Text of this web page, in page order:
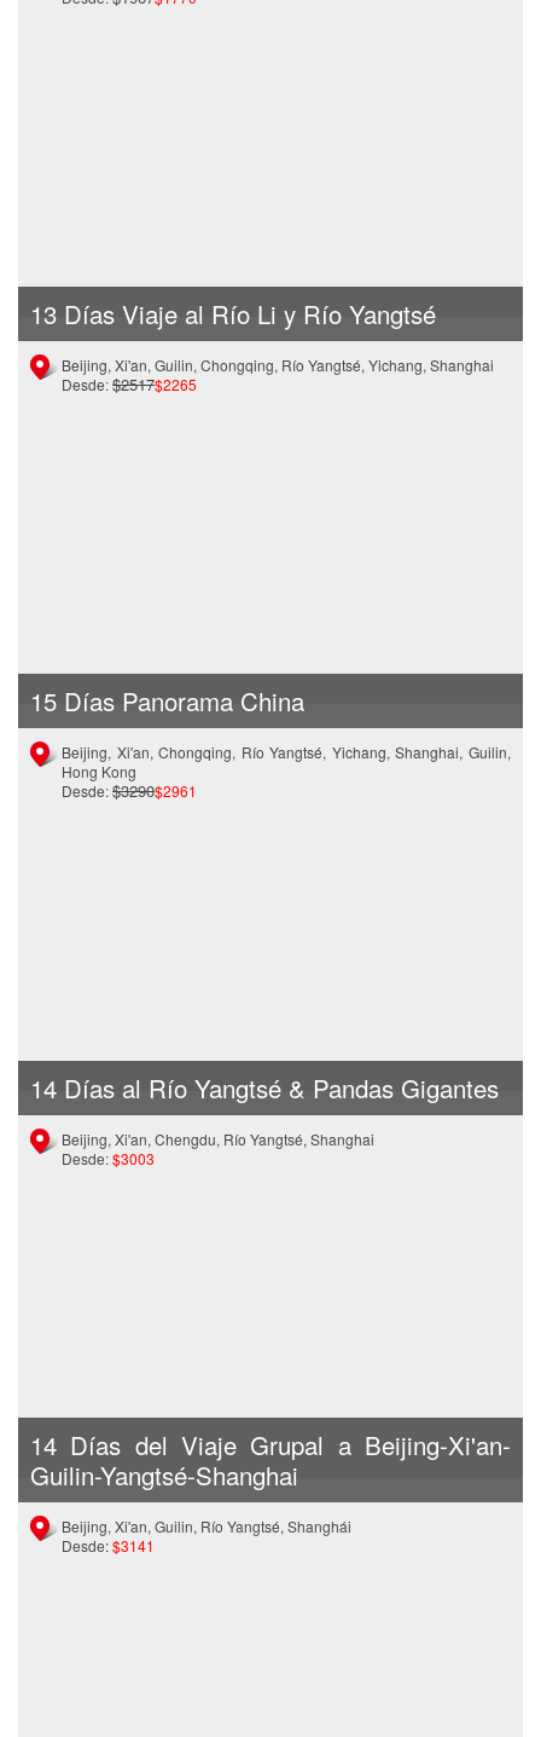
13 Días Viaje al Río Li y Río Yangtsé
Beijing, Xi'an, Guilin, Chongqing, Río Yangtsé, Yichang, Shanghai
Desde:$2517$2265
15 Días Panorama China
Beijing, Xi'an, Chongqing, Río Yangtsé, Yichang, Shanghai, Guilin,
Hong Kong
Desde:$3290$2961
14 Días al Río Yangtsé & Pandas Gigantes
Beijing, Xi'an, Chengdu, Río Yangtsé, Shanghai
Desde:$3003
14 Días del Viaje Grupal a Beijing-Xi'an-
Guilin-Yangtsé-Shanghai
Beijing, Xi'an, Guilin, Río Yangtsé, Shanghái
Desde:$3141